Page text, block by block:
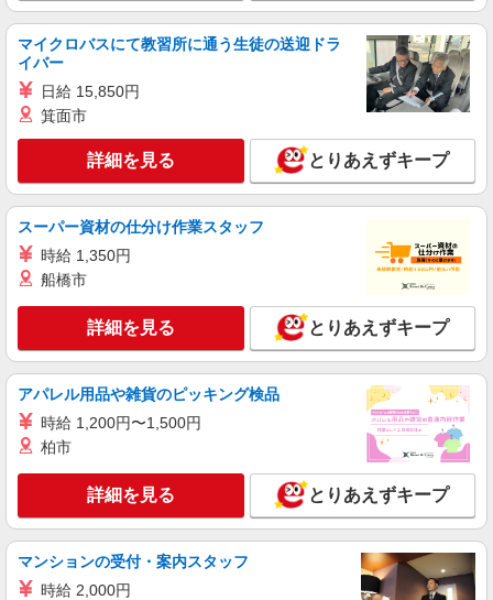
通費全支給(ガソリン代含む)＞
水前寺駅周辺 ≪車通勤OK≫
キープ 詳細を見る
派遣社員
株式会社kotrio /●KM-H-1894508
熊本市中央区＊医療現場を支える看護助手＊嬉
しい高時給◎研修あり
時給1450円〜2062円 ＜日払い有/週払い有/交
キープ 詳細を見る
派遣社員
株式会社kotrio /●KM-H-1944127
中央区／住宅型有料老人ホームの看護師＊履歴
時給2000円〜2500円＜ガソリン代含め交通費
全額支給/日払い・週払いOK＞
水前寺駅周辺 ≪車通勤OK≫
キープ 詳細を見る
マイクロバスにて教習所に通う生徒の送迎ドラ
イバー
日給 15,850円
箕面市
詳細を見る とりあえずキープ
スーパー資材の仕分け作業スタッフ
時給 1,350円
船橋市
詳細を見る とりあえずキープ
アパレル用品や雑貨のピッキング検品
時給 1,200円〜1,500円
柏市
詳細を見る とりあえずキープ
マンションの受付・案内スタッフ
時給 2,000円